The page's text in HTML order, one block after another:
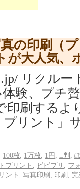
の印刷（
が大人気、
リクル
験、プチ
印刷するよ
リント」
100枚 1万枚 1円 L判
プリント ビビプリ
フ
ント 写真印刷 印刷